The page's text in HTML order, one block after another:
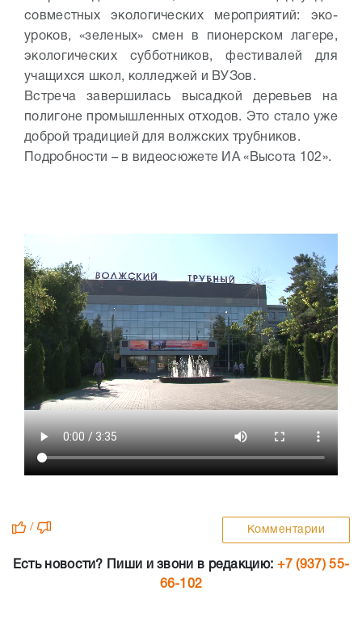
совместных экологических мероприятий: эко-
уроков, «зеленых» смен в пионерском лагере,
экологических субботников, фестивалей для
учащихся школ, колледжей и ВУЗов.
Встреча завершилась высадкой деревьев на
полигоне промышленных отходов. Это стало уже
доброй традицией для волжских трубников.
Подробности – в видеосюжете ИА «Высота 102».
/ Комментарии
Есть новости? Пиши и звони в редакцию: +7 (937) 55-
66-102